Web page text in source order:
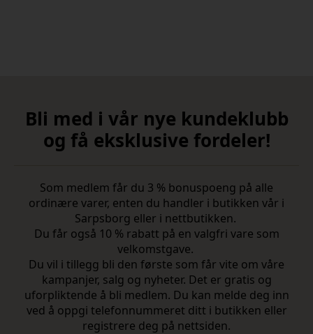
Bli med i vår nye kundeklubb
og få eksklusive fordeler!
Som medlem får du 3 % bonuspoeng på alle
ordinære varer, enten du handler i butikken vår i
Sarpsborg eller i nettbutikken.
Du får også 10 % rabatt på en valgfri vare som
velkomstgave.
Du vil i tillegg bli den første som får vite om våre
kampanjer, salg og nyheter. Det er gratis og
uforpliktende å bli medlem. Du kan melde deg inn
ved å oppgi telefonnummeret ditt i butikken eller
registrere deg på nettsiden.